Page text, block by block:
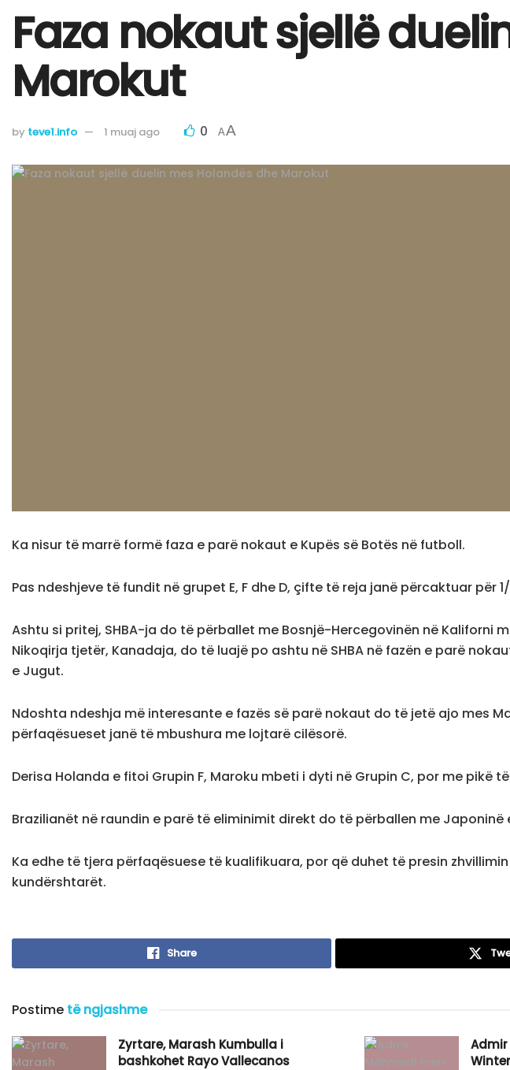
Faza nokaut sjellë
Marokut
by teve1.info 1 muaj ago 0 AA
Ka nisur të marrë formë faza e parë nokaut e Kupës së Botës në futboll.
Pas ndeshjeve të fundit në grupet E, F dhe D, çifte të reja janë përcaktuar për
Ashtu si pritej, SHBA-ja do të përballet me Bosnjë-Hercegovinën në Kaliforni
Nikoqirja tjetër, Kanadaja, do të luajë po ashtu në SHBA në fazën e parë
e Jugut.
Ndoshta ndeshja më interesante e fazës së parë nokaut do të jetë ajo mes
përfaqësueset janë të mbushura me lojtarë cilësorë.
Derisa Holanda e fitoi Grupin F, Maroku mbeti i dyti në Grupin C, por me pikë
Brazilianët në raundin e parë të eliminimit direkt do të përballen me
Ka edhe të tjera përfaqësuese të kualifikuara, por që duhet të presin
kundërshtarët.
Share
Postime të ngjashme
Zyrtare, Marash Kumbulla i
bashkohet Rayo Vallecanos